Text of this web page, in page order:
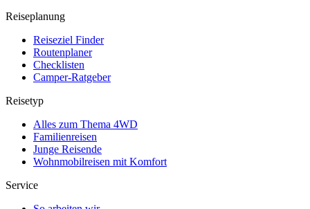
Reiseplanung
Reiseziel Finder
Routenplaner
Checklisten
Camper-Ratgeber
Reisetyp
Alles zum Thema 4WD
Familienreisen
Junge Reisende
Wohnmobilreisen mit Komfort
Service